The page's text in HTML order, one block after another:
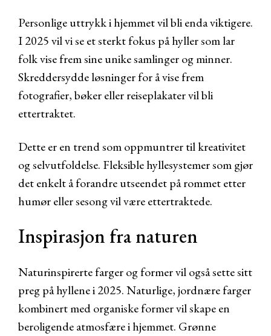
Personlige uttrykk i hjemmet vil bli enda viktigere.
I 2025 vil vi se et sterkt fokus på hyller som lar
folk vise frem sine unike samlinger og minner.
Skreddersydde løsninger for å vise frem
fotografier, bøker eller reiseplakater vil bli
ettertraktet.
Dette er en trend som oppmuntrer til kreativitet
og selvutfoldelse. Fleksible hyllesystemer som gjør
det enkelt å forandre utseendet på rommet etter
humør eller sesong vil være ettertraktede.
Inspirasjon fra naturen
Naturinspirerte farger og former vil også sette sitt
preg på hyllene i 2025. Naturlige, jordnære farger
kombinert med organiske former vil skape en
beroligende atmosfære i hjemmet. Grønne